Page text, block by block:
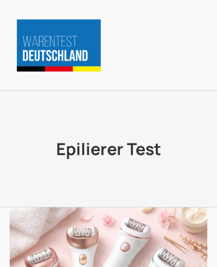
Inhalt
springen
Epilierer Test